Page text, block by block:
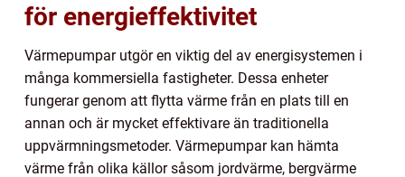
för energieffektivitet
Värmepumpar utgör en viktig del av energisystemen i
många kommersiella fastigheter. Dessa enheter
fungerar genom att flytta värme från en plats till en
annan och är mycket effektivare än traditionella
uppvärmningsmetoder. Värmepumpar kan hämta
värme från olika källor såsom jordvärme, bergvärme